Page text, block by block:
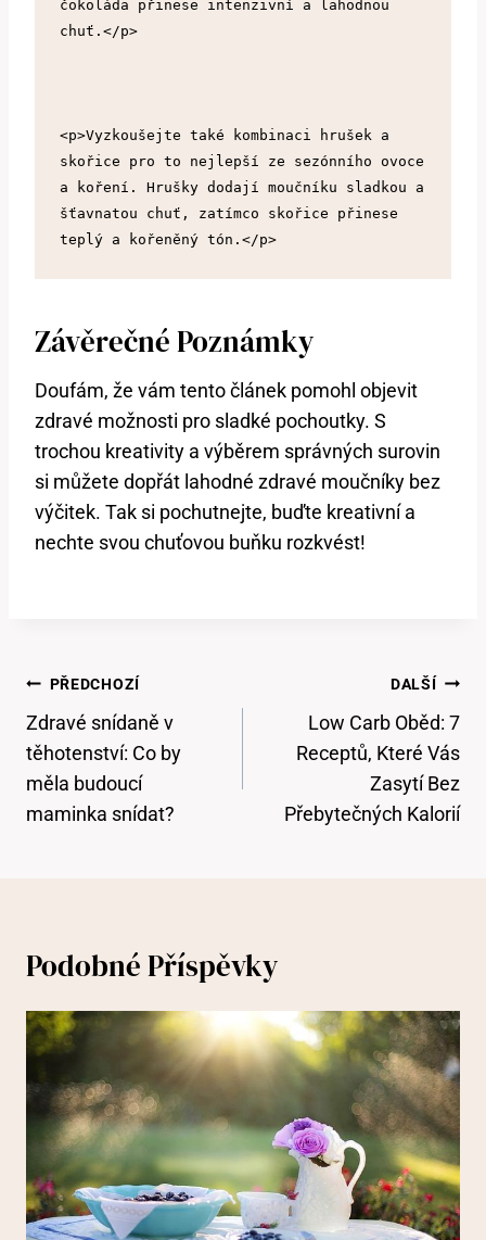
čokoláda přinese intenzivní a lahodnou
chuť.</p>
<p>Vyzkoušejte také kombinaci hrušek a
skořice pro to nejlepší ze sezónního ovoce
a koření. Hrušky dodají moučníku sladkou a
šťavnatou chuť, zatímco skořice přinese
teplý a kořeněný tón.</p>
Závěrečné Poznámky
Doufám, že vám tento článek pomohl objevit
zdravé možnosti pro sladké pochoutky. S
trochou kreativity a výběrem správných surovin
si můžete dopřát lahodné zdravé moučníky bez
výčitek. Tak si pochutnejte, buďte kreativní a
nechte svou chuťovou buňku rozkvést!
Navigace
Pro
Příspěvek
PŘEDCHOZÍ
Zdravé snídaně v
těhotenství: Co by
měla budoucí
maminka snídat?
DALŠÍ
Low Carb Oběd: 7
Receptů, Které Vás
Zasytí Bez
Přebytečných Kalorií
Podobné Příspěvky